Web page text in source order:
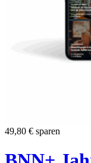
49,80 € sparen